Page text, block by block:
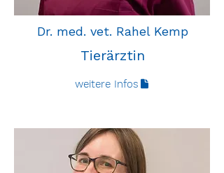
Dr. med. vet. Rahel Kemp
Tierärztin
weitere Infos